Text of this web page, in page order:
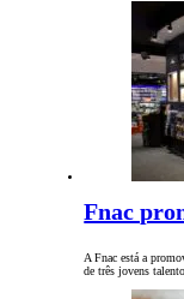
Fnac
A Fnac está a
de três jovens